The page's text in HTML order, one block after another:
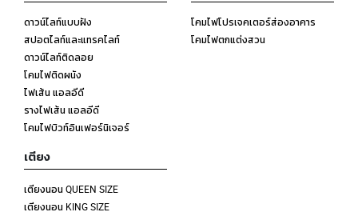
ดาวน์ไลท์แบบฝัง
สปอตไลท์และแทรคไลท์
ดาวน์ไลท์ติดลอย
โคมไฟติดผนัง
ไฟเส้น แอลอีดี
รางไฟเส้น แอลอีดี
โคมไฟบิวท์อินเฟอร์นิเจอร์
โคมไฟโปรเจคเตอร์ส่องอาคาร
โคมไฟตกแต่งสวน
เตียง
เตียงนอน QUEEN SIZE
เตียงนอน KING SIZE